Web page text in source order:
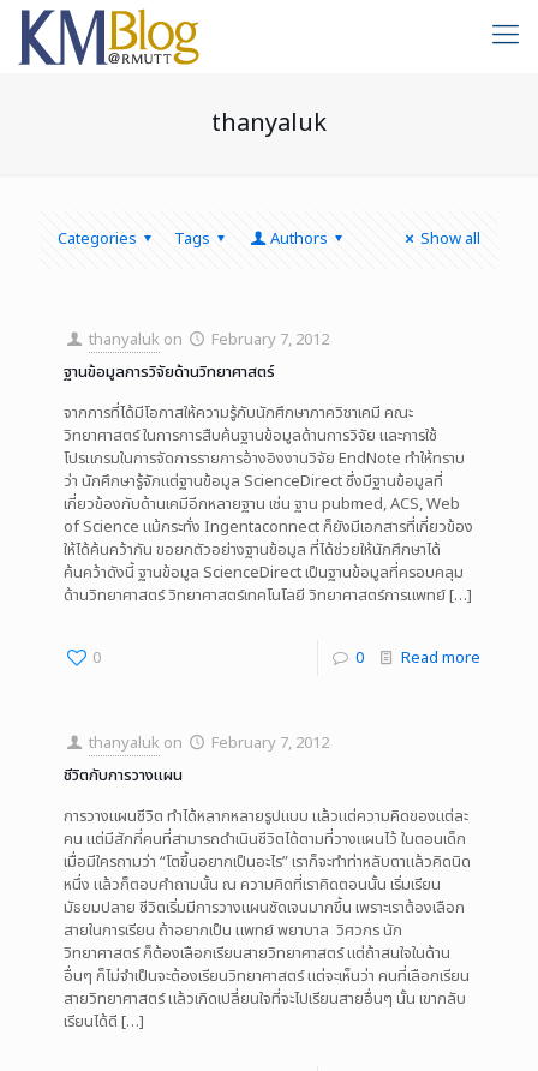
thanyaluk
Categories Tags Authors Show all
thanyaluk on
February 7, 2012
ฐานข้อมูลการวิจัยด้านวิทยาศาสตร์
จากการที่ได้มีโอกาสให้ความรู้กับนักศึกษาภาควิชาเคมี คณะ
วิทยาศาสตร์ ในการการสืบค้นฐานข้อมูลด้านการวิจัย และการใช้
โปรแกรมในการจัดการรายการอ้างอิงงานวิจัย EndNote ทำให้ทราบ
ว่า นักศึกษารู้จักแต่ฐานข้อมูล ScienceDirect ซึ่งมีฐานข้อมูลที่
เกี่ยวข้องกับด้านเคมีอีกหลายฐาน เช่น ฐาน pubmed, ACS, Web
of Science แม้กระทั่ง Ingentaconnect ก็ยังมีเอกสารที่เกี่ยวข้อง
ให้ได้ค้นคว้ากัน ขอยกตัวอย่างฐานข้อมูล ที่ได้ช่วยให้นักศึกษาได้
ค้นคว้าดังนี้ ฐานข้อมูล ScienceDirect เป็นฐานข้อมูลที่ครอบคลุม
ด้านวิทยาศาสตร์ วิทยาศาสตร์เทคโนโลยี วิทยาศาสตร์การแพทย์[…]
0 0 Read more
thanyaluk on
February 7, 2012
ชีวิตกับการวางแผน
การวางแผนชีวิต ทำได้หลากหลายรูปแบบ แล้วแต่ความคิดของแต่ละ
คน แต่มีสักกี่คนที่สามารถดำเนินชีวิตได้ตามที่วางแผนไว้ ในตอนเด็ก
เมื่อมีใครถามว่า “โตขึ้นอยากเป็นอะไร” เราก็จะทำท่าหลับตาแล้วคิดนิด
หนึ่ง แล้วก็ตอบคำถามนั้น ณ ความคิดที่เราคิดตอนนั้น เริ่มเรียน
มัธยมปลาย ชีวิตเริ่มมีการวางแผนชัดเจนมากขึ้น เพราะเราต้องเลือก
สายในการเรียน ถ้าอยากเป็น แพทย์ พยาบาล วิศวกร นัก
วิทยาศาสตร์ ก็ต้องเลือกเรียนสายวิทยาศาสตร์ แต่ถ้าสนใจในด้าน
อื่นๆ ก็ไม่จำเป็นจะต้องเรียนวิทยาศาสตร์ แต่จะเห็นว่า คนที่เลือกเรียน
สายวิทยาศาสตร์ แล้วเกิดเปลี่ยนใจที่จะไปเรียนสายอื่นๆ นั้น เขากลับ
เรียนได้ดี […]